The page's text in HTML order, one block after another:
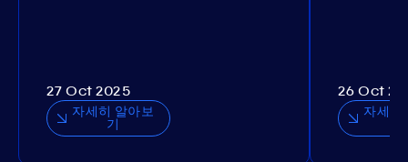
27 Oct 2025
자세히 알아보
기
26 Oct
자세히